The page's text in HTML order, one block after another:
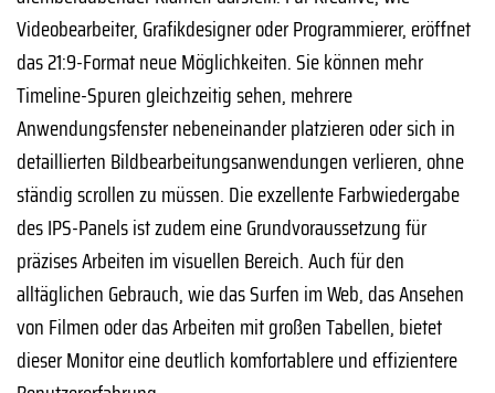
Videobearbeiter, Grafikdesigner oder Programmierer, eröffnet
das 21:9-Format neue Möglichkeiten. Sie können mehr
Timeline-Spuren gleichzeitig sehen, mehrere
Anwendungsfenster nebeneinander platzieren oder sich in
detaillierten Bildbearbeitungsanwendungen verlieren, ohne
ständig scrollen zu müssen. Die exzellente Farbwiedergabe
des IPS-Panels ist zudem eine Grundvoraussetzung für
präzises Arbeiten im visuellen Bereich. Auch für den
alltäglichen Gebrauch, wie das Surfen im Web, das Ansehen
von Filmen oder das Arbeiten mit großen Tabellen, bietet
dieser Monitor eine deutlich komfortablere und effizientere